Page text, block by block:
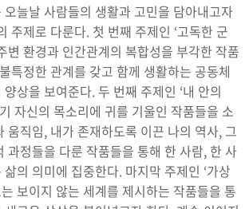
늘날 사람들의 생활과 고민을 담아내고자
주제로 다룬다. 첫 번째 주제인 ‘고독한 군
변 환경과 인간관계의 복합성을 부각한 작품
특정한 관계를 갖고 함께 생활하는 공동체
상을 보여준다. 두 번째 주제인 ‘내 안의
자신의 목소리에 귀를 기울인 작품들을 소
움직임, 내가 존재하도록 이끈 나의 역사, 그
과정들을 다룬 작품들을 통해 한 사람, 한 사
의 의미에 집중한다. 마지막 주제인 ‘가상
보이지 않는 세계를 제시하는 작품들을 통